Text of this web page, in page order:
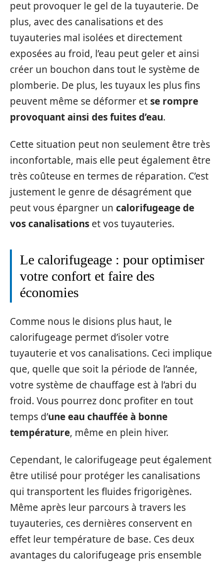
peut provoquer le gel de la tuyauterie. De
plus, avec des canalisations et des
tuyauteries mal isolées et directement
exposées au froid, l’eau peut geler et ainsi
créer un bouchon dans tout le système de
plomberie. De plus, les tuyaux les plus fins
peuvent même se déformer etse rompre
provoquant ainsi des fuites d’eau.
Cette situation peut non seulement être très
inconfortable, mais elle peut également être
très coûteuse en termes de réparation. C’est
justement le genre de désagrément que
peut vous épargner un calorifugeage de
vos canalisations et vos tuyauteries.
Le calorifugeage : pour optimiser
votre confort et faire des
économies
Comme nous le disions plus haut, le
calorifugeage permet d’isoler votre
tuyauterie et vos canalisations. Ceci implique
que, quelle que soit la période de l’année,
votre système de chauffage est à l’abri du
froid. Vous pourrez donc profiter en tout
temps d’une eau chauffée à bonne
température, même en plein hiver.
Cependant, le calorifugeage peut également
être utilisé pour protéger les canalisations
qui transportent les fluides frigorigènes.
Même après leur parcours à travers les
tuyauteries, ces dernières conservent en
effet leur température de base. Ces deux
avantages du calorifugeage pris ensemble